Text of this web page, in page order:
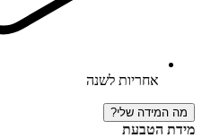
אחריות לשנה
מה המידה שלי?
מידת הטבעת